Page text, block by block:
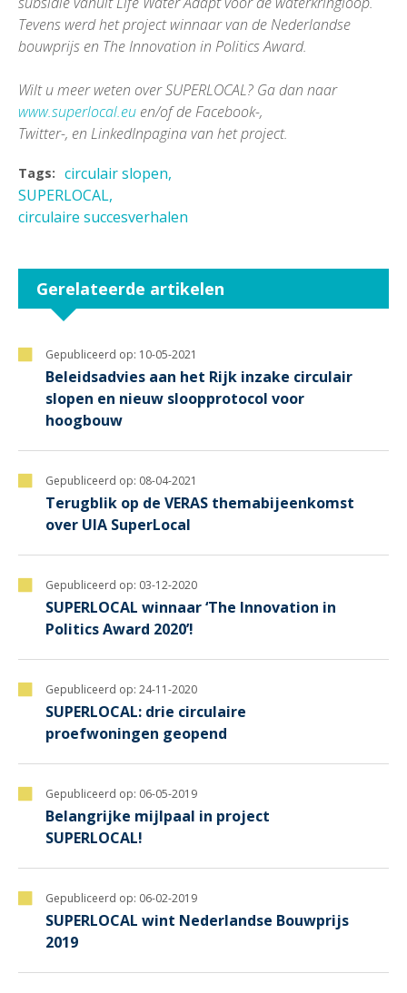
Tevens werd het project winnaar van de Nederlandse
bouwprijs en The Innovation in Politics Award.
Wilt u meer weten over SUPERLOCAL? Ga dan naar
www.superlocal.eu en/of de Facebook-,
Twitter-, en LinkedInpagina van het project.
Tags: circulair slopen
SUPERLOCAL
circulaire succesverhalen
Gerelateerde artikelen
Gepubliceerd op: 10-05-2021
Beleidsadvies aan het Rijk inzake circulair
slopen en nieuw sloopprotocol voor
hoogbouw
Gepubliceerd op: 08-04-2021
Terugblik op de VERAS themabijeenkomst
over UIA SuperLocal
Gepubliceerd op: 03-12-2020
SUPERLOCAL winnaar ‘The Innovation in
Politics Award 2020’!
Gepubliceerd op: 24-11-2020
SUPERLOCAL: drie circulaire
proefwoningen geopend
Gepubliceerd op: 06-05-2019
Belangrijke mijlpaal in project
SUPERLOCAL!
Gepubliceerd op: 06-02-2019
SUPERLOCAL wint Nederlandse Bouwprijs
2019